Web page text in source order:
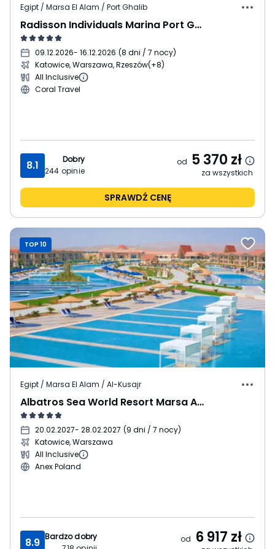
Egipt / Marsa El Alam / Port Ghalib
Radisson Individuals Marina Port Ghalib (ex. Sunrise Marina Resort)
09.12.2026- 16.12.2026 (8 dni / 7 nocy)
Katowice, Warszawa, Rzeszów(+8)
All Inclusive
Coral Travel
8.1
Dobry
244 opinie
od 5 370 zł
za wszystkich
SPRAWDŹ CENĘ
TOP 10
Egipt / Marsa El Alam / Al-Kusajr
Albatros Sea World Resort Marsa Alam
20.02.2027- 28.02.2027 (9 dni / 7 nocy)
Katowice, Warszawa
All Inclusive
Anex Poland
8.9 Bardzo dobry
od 6 917 zł